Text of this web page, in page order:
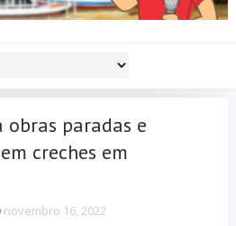
paradas e
creches em
novembro 16, 2022